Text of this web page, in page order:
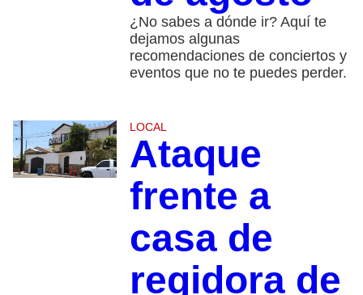
¿No sabes a dónde ir? Aquí te
dejamos algunas
recomendaciones de conciertos y
eventos que no te puedes perder.
LOCAL
Ataque
frente a
casa de
regidora de